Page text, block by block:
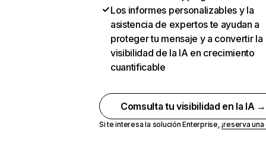
Los informes personalizables y la
asistencia de expertos te ayudan a
proteger tu mensaje y a convertir la
visibilidad de la IA en crecimiento
cuantificable
Comsulta tu visibilidad en la IA →
Si te interesa la solución Enterprise,¡reserva